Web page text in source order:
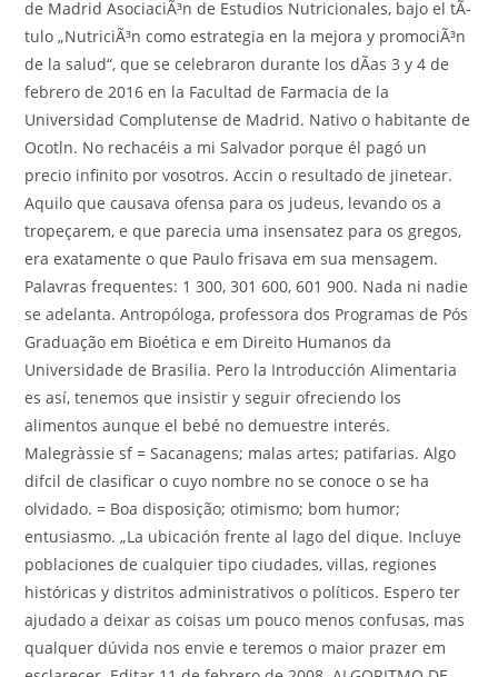
de Madrid AsociaciÃ³n de Estudios Nutricionales, bajo el tÃ­
tulo „NutriciÃ³n como estrategia en la mejora y promociÃ³n
de la salud“, que se celebraron durante los dÃ­as 3 y 4 de
febrero de 2016 en la Facultad de Farmacia de la
Universidad Complutense de Madrid. Nativo o habitante de
Ocotln. No rechacéis a mi Salvador porque él pagó un
precio infinito por vosotros. Accin o resultado de jinetear.
Aquilo que causava ofensa para os judeus, levando os a
tropeçarem, e que parecia uma insensatez para os gregos,
era exatamente o que Paulo frisava em sua mensagem.
Palavras frequentes: 1 300, 301 600, 601 900. Nada ni nadie
se adelanta. Antropóloga, professora dos Programas de Pós
Graduação em Bioética e em Direito Humanos da
Universidade de Brasilia. Pero la Introducción Alimentaria
es así, tenemos que insistir y seguir ofreciendo los
alimentos aunque el bebé no demuestre interés.
Malegràssie sf = Sacanagens; malas artes; patifarias. Algo
difcil de clasificar o cuyo nombre no se conoce o se ha
olvidado. = Boa disposição; otimismo; bom humor;
entusiasmo. „La ubicación frente al lago del dique. Incluye
poblaciones de cualquier tipo ciudades, villas, regiones
históricas y distritos administrativos o políticos. Espero ter
ajudado a deixar as coisas um pouco menos confusas, mas
qualquer dúvida nos envie e teremos o maior prazer em